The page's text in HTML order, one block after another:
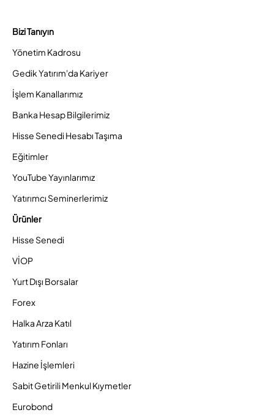
Bizi Tanıyın
Yönetim Kadrosu
Gedik Yatırım'da Kariyer
İşlem Kanallarımız
Banka Hesap Bilgilerimiz
Hisse Senedi Hesabı Taşıma
Eğitimler
YouTube Yayınlarımız
Yatırımcı Seminerlerimiz
Ürünler
Hisse Senedi
VİOP
Yurt Dışı Borsalar
Forex
Halka Arza Katıl
Yatırım Fonları
Hazine İşlemleri
Sabit Getirili Menkul Kıymetler
Eurobond